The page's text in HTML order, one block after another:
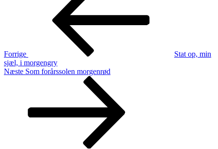
Forrige
Stat op, min
sjæl, i morgengry
Næste
Næste Som forårssolen morgenrød